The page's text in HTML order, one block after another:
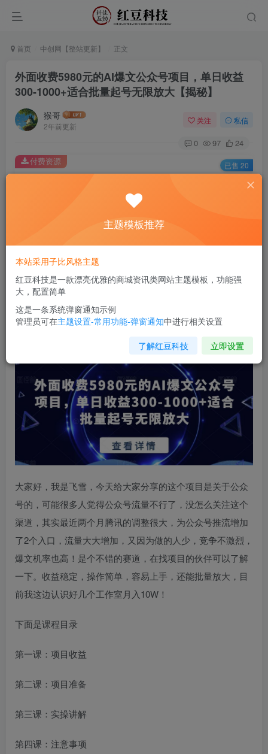
首页 中创网【整站更新】 正文
外面收费5980元的AI爆文公众号项目，单日收益
300-1000+适合批量起号无限放大【揭秘】
猴哥
2年前更新
关注 私信
0 97 24
此内容为付费资源，请付费后查看
￥9.9
您当前未登录！建议登陆后购买，可保存购买订单
付费资源 已售 20
外面收费5980元的AI爆文公众号项目，单日收益300-
1000+适合批量起号无限放大【揭秘】
大家好，我是飞雪，今天给大家分享的这个项目是关于公众
号的，可能很多人觉得公众号流量不行了，没怎么关注这个
渠道，其实最近两个月腾讯的调整很大，为公众号推流增加
了2个入口，流量大大增加，又因为做的人少，竞争不激烈，
爆文机率也高！是个不错的赛道，在找项目的伙伴可以了解
一下。收益稳定，操作简单，容易上手，还能批量放大，目
前我这边认识好几个工作室月入10W！
下面是课程目录
第一课：项目收益
第二课：项目准备
第三课：实操讲解
第四课：注意事项
主题模板推荐
本站采用子比风格主题
红豆科技是一款漂亮优雅的商城资讯类网站主题模板，功能强
大，配置简单
这是一条系统弹窗通知示例
管理员可在主题设置-常用功能-弹窗通知中进行相关设置
了解红豆科技 立即设置